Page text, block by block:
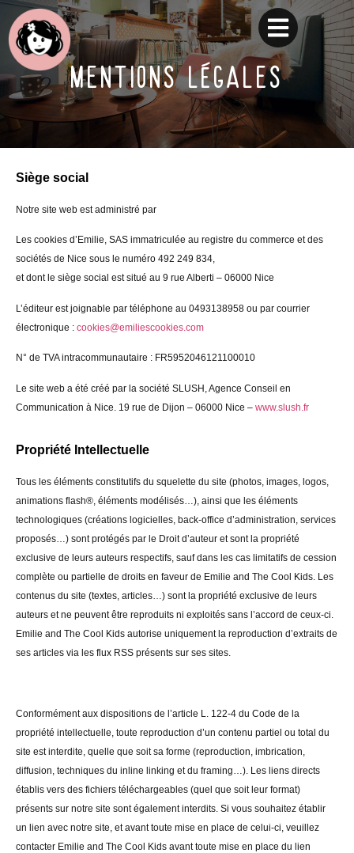
MENTIONS LéGALES
Siège social
Notre site web est administré par
Les cookies d’Emilie, SAS immatriculée au registre du commerce et des
sociétés de Nice sous le numéro 492 249 834,
et dont le siège social est situé au 9 rue Alberti – 06000 Nice
L’éditeur est joignable par téléphone au 0493138958 ou par courrier
électronique : cookies@emiliescookies.com
N° de TVA intracommunautaire : FR5952046121100010
Le site web a été créé par la société SLUSH, Agence Conseil en
Communication à Nice. 19 rue de Dijon – 06000 Nice – www.slush.fr
Propriété Intellectuelle
Tous les éléments constitutifs du squelette du site (photos, images, logos,
animations flash®, éléments modélisés…), ainsi que les éléments
technologiques (créations logicielles, back-office d’administration, services
proposés…) sont protégés par le Droit d’auteur et sont la propriété
exclusive de leurs auteurs respectifs, sauf dans les cas limitatifs de cession
complète ou partielle de droits en faveur de Emilie and The Cool Kids. Les
contenus du site (textes, articles…) sont la propriété exclusive de leurs
auteurs et ne peuvent être reproduits ni exploités sans l’accord de ceux-ci.
Emilie and The Cool Kids autorise uniquement la reproduction d’extraits de
ses articles via les flux RSS présents sur ses sites.
Conformément aux dispositions de l’article L. 122-4 du Code de la
propriété intellectuelle, toute reproduction d’un contenu partiel ou total du
site est interdite, quelle que soit sa forme (reproduction, imbrication,
diffusion, techniques du inline linking et du framing…). Les liens directs
établis vers des fichiers téléchargeables (quel que soit leur format)
présents sur notre site sont également interdits. Si vous souhaitez établir
un lien avec notre site, et avant toute mise en place de celui-ci, veuillez
contacter Emilie and The Cool Kids avant toute mise en place du lien